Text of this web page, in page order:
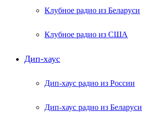
Клубное радио из Беларуси
Клубное радио из США
Дип-хаус
Дип-хаус радио из России
Дип-хаус радио из Беларуси